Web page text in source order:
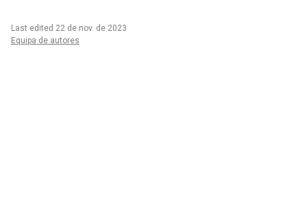
Last edited 22 de nov. de 2023
Equipa de autores